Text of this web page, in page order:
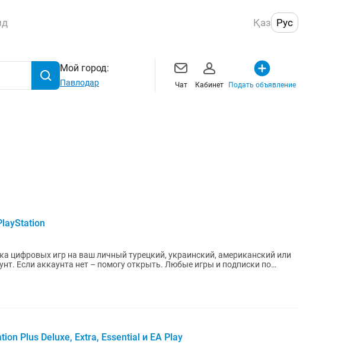
Қаз Рус
Мой город:
Павлодар Чат Кабинет Подать объявление
цифровых игр на ваш личный турецкий, украинский, американский или
подписки по
Plus Deluxe, Extra, Essential и EA Play